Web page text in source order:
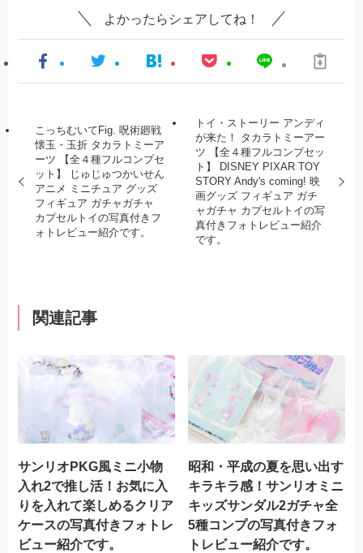
よかったらシェアしてね！
こっちむいてFig. 呪術廻戦
懐玉・玉折 タカラトミーア
ーツ 【全４種フルコンプセ
ット】 じゅじゅつかいせん
アニメ ミニチュア グッズ
フィギュア ガチャガチャ
カプセルトイの写真付きフ
ォトレビュー紹介です。
トイ・ストーリー アンディ
が来た！ タカラトミーアー
ツ 【全４種フルコンプセッ
ト】 DISNEY PIXAR TOY
STORY Andy's coming! 映
画グッズ フィギュア ガチ
ャガチャ カプセルトイの写
真付きフォトレビュー紹介
です。
関連記事
サンリオPKG風ミニ小物
入れ2で推し活！お気に入
りを入れて楽しめるクリア
ケースの写真付きフォトレ
ビュー紹介です。
昭和・平成の夏を思い出す
キラキラ感！サンリオミニ
キッズサンダル2ガチャ全
5種コンプの写真付きフォ
トレビュー紹介です。